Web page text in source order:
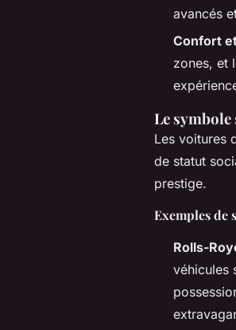
avancés
Confort
zones, et
Le
Les voitures
de statut
prestige.
Exemples de
Rolls-
véhicules